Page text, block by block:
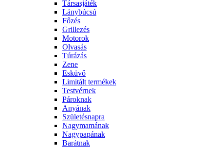
Társasjáték
Lánybúcsú
Főzés
Grillezés
Motorok
Olvasás
Túrázás
Zene
Esküvő
Limitált termékek
Testvérnek
Pároknak
Anyának
Születésnapra
Nagymamának
Nagypapának
Barátnak